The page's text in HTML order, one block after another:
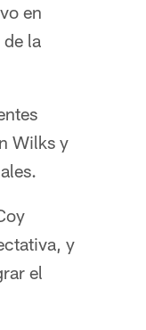
en
la
Wilks y
y
el